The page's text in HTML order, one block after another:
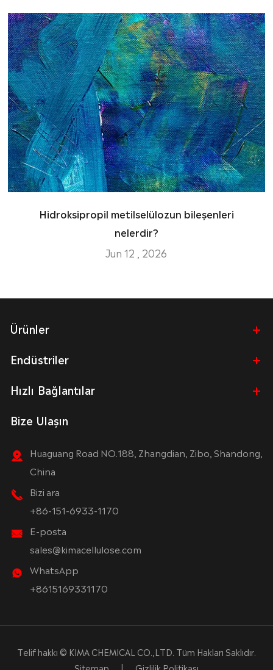
Hidroksipropil metilselülozun bileşenleri
nelerdir?
Jun 12 , 2026
Ürünler
Endüstriler
Hızlı Bağlantılar
Bize Ulaşın
Huaguang Road NO.188, Zhangdian, Zibo, Shandong,
China
Bizi ara
+86-151-6933-1170
E-posta
sales@kimacellulose.com
WhatsApp
+8615169331170
Telif hakkı © KIMA CHEMICAL CO.,LTD. Tüm Hakları Saklıdır.